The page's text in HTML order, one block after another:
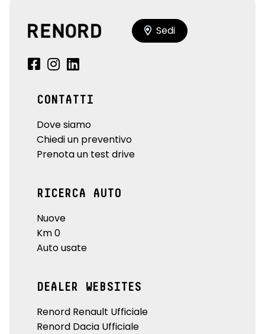
Sedi
CONTATTI
Dove siamo
Chiedi un preventivo
Prenota un test drive
RICERCA AUTO
Nuove
Km 0
Auto usate
DEALER WEBSITES
Renord Renault Ufficiale
Renord Dacia Ufficiale